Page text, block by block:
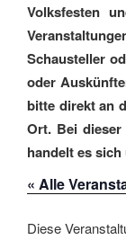
Volksfesten
Schausteller
oder
bitte direkt an
Ort. Bei dieser
handelt es
« Alle
Diese